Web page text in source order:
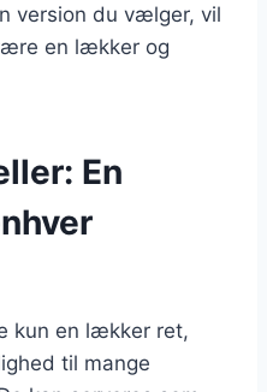
version du vælger, vil
en lækker og
En
kun en lækker ret,
til mange